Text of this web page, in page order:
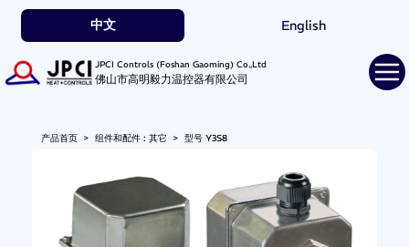
中文 English
JPCI Controls (Foshan Gaoming) Co.,Ltd
佛山市高明毅力温控器有限公司
产品首页> 组件和配件 : 其它 > 型号 Y3S8